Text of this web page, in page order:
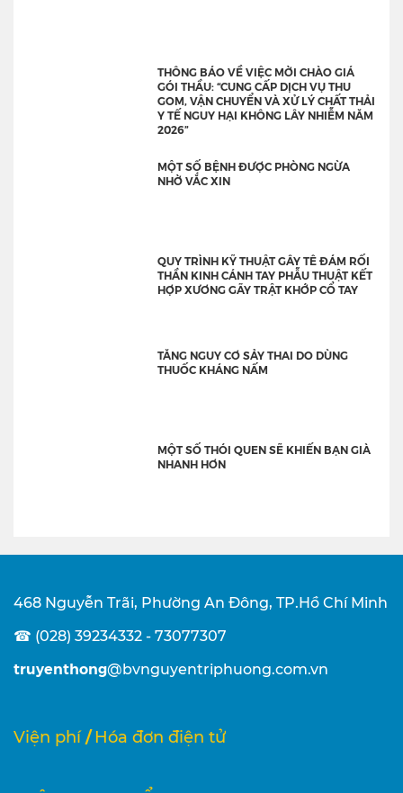
THÔNG BÁO VỀ VIỆC MỜI CHÀO GIÁ
GÓI THẦU: “CUNG CẤP DỊCH VỤ THU
GOM, VẬN CHUYỂN VÀ XỬ LÝ CHẤT THẢI
Y TẾ NGUY HẠI KHÔNG LÂY NHIỄM NĂM
2026”
MỘT SỐ BỆNH ĐƯỢC PHÒNG NGỪA
NHỜ VẮC XIN
QUY TRÌNH KỸ THUẬT GÂY TÊ ĐÁM RỐI
THẦN KINH CÁNH TAY PHẪU THUẬT KẾT
HỢP XƯƠNG GÃY TRẬT KHỚP CỔ TAY
TĂNG NGUY CƠ SẢY THAI DO DÙNG
THUỐC KHÁNG NẤM
MỘT SỐ THÓI QUEN SẼ KHIẾN BẠN GIÀ
NHANH HƠN
468 Nguyễn Trãi, Phường An Đông, TP.Hồ Chí Minh
☎ (028) 39234332 - 73077307
truyenthong@bvnguyentriphuong.com.vn
Viện phí / Hóa đơn điện tử